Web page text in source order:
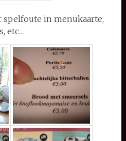
spelfoute in menukaarte,
etc…